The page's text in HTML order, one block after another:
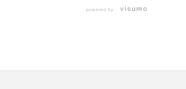
powered by